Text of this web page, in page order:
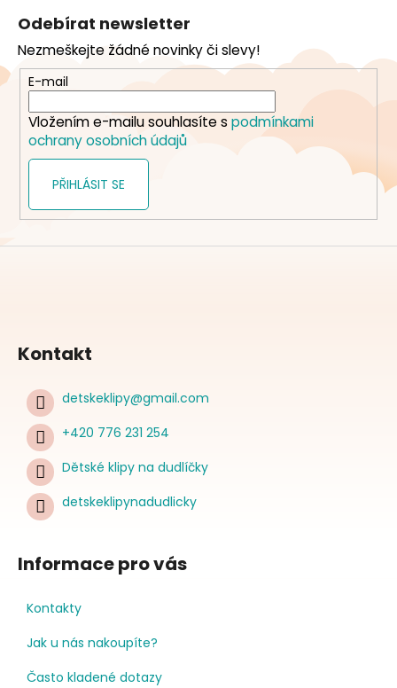
a
t
Odebírat newsletter
Nezmeškejte žádné novinky či slevy!
E-mail
Vložením e-mailu souhlasíte s podmínkami
ochrany osobních údajů
PŘIHLÁSIT SE
Kontakt
detskeklipy@gmail.com
+420 776 231 254
Dětské klipy na dudlíčky
detskeklipynadudlicky
Informace pro vás
Kontakty
Jak u nás nakoupíte?
Často kladené dotazy